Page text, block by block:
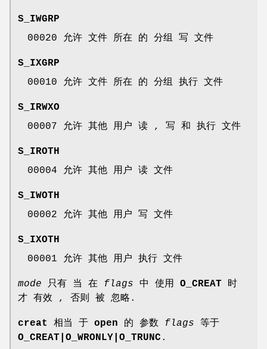
S_IWGRP
00020 允许 文件 所在 的 分组 写 文件
S_IXGRP
00010 允许 文件 所在 的 分组 执行 文件
S_IRWXO
00007 允许 其他 用户 读 , 写 和 执行 文件
S_IROTH
00004 允许 其他 用户 读 文件
S_IWOTH
00002 允许 其他 用户 写 文件
S_IXOTH
00001 允许 其他 用户 执行 文件
mode 只有 当 在 flags 中 使用 O_CREAT 时
才 有效 , 否则 被 忽略.
creat 相当 于 open 的 参数 flags 等于
O_CREAT|O_WRONLY|O_TRUNC .